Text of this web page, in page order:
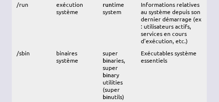
/run
exécution
système
runtime
system
Informations relatives
au système depuis son
dernier démarrage (ex
: utilisateurs actifs,
services en cours
d'exécution, etc.)
/sbin
binaires
système
super
binaries,
super
binary
utilities
(super
binutils)
Exécutables système
essentiels